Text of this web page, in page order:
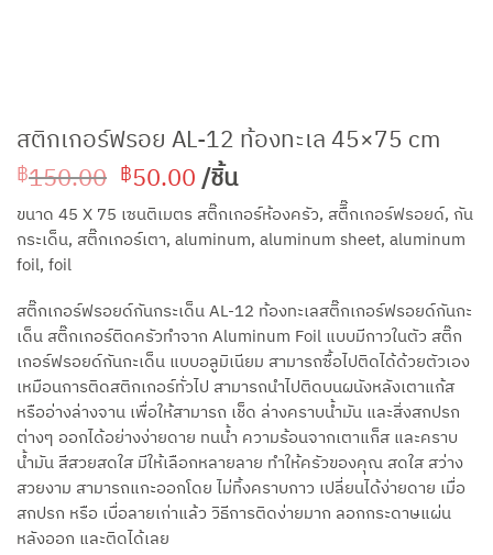
สติกเกอร์ฟรอย AL-12 ท้องทะเล 45×75 cm
฿150.00 Original
price
was:
฿150.00.
฿50.00Current
price
is:
฿50.00.
/ชิ้น
ขนาด 45 X 75 เซนติเมตร สติ๊กเกอร์ห้องครัว, สตืิ๊กเกอร์ฟรอยด์, กัน
กระเด็น, สติ๊กเกอร์เตา, aluminum, aluminum sheet, aluminum
foil, foil
สติ๊กเกอร์ฟรอยด์กันกระเด็น AL-12 ท้องทะเลสติ๊กเกอร์ฟรอยด์กันกะ
เด็น สติ๊กเกอร์ติดครัวทำจาก Aluminum Foil แบบมีกาวในตัว สติ๊ก
เกอร์ฟรอยด์กันกะเด็น แบบอลูมิเนียม สามารถซื้อไปติดได้ด้วยตัวเอง
เหมือนการติดสติกเกอร์ทั่วไป สามารถนำไปติดบนผนังหลังเตาแก้ส
หรืออ่างล่างจาน เพื่อให้สามารถ เช็ด ล่างคราบน้ำมัน และสิ่งสกปรก
ต่างๆ ออกได้อย่างง่ายดาย ทนน้ำ ความร้อนจากเตาแก็ส และคราบ
น้ำมัน สีสวยสดใส มีให้เลือกหลายลาย ทำให้ครัวของคุณ สดใส สว่าง
สวยงาม สามารถแกะออกโดย ไม่ทิ้งคราบกาว เปลี่ยนได้ง่ายดาย เมื่อ
สกปรก หรือ เบื่อลายเก่าแล้ว วิธีการติดง่ายมาก ลอกกระดาษแผ่น
หลังออก และติดได้เลย